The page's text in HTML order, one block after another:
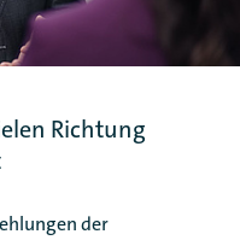
Richtung
der